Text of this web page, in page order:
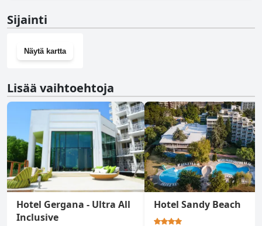
Sijainti
Näytä kartta
Lisää vaihtoehtoja
Hotel Gergana - Ultra All
Inclusive
Hotel Sandy Beach